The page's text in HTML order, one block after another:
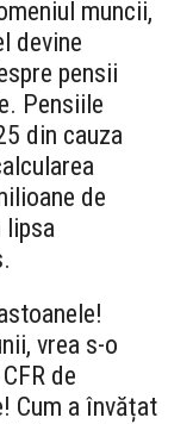
muncii,
devine
pensii
Pensiile
din cauza
de
lipsa
vrea s-o
de
Cum a învățat